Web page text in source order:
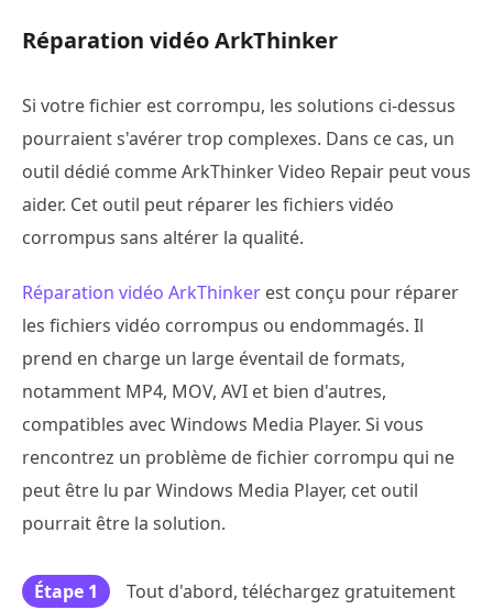
Réparation vidéo ArkThinker
Si votre fichier est corrompu, les solutions ci-dessus
pourraient s'avérer trop complexes. Dans ce cas, un
outil dédié comme ArkThinker Video Repair peut vous
aider. Cet outil peut réparer les fichiers vidéo
corrompus sans altérer la qualité.
Réparation vidéo ArkThinker est conçu pour réparer
les fichiers vidéo corrompus ou endommagés. Il
prend en charge un large éventail de formats,
notamment MP4, MOV, AVI et bien d'autres,
compatibles avec Windows Media Player. Si vous
rencontrez un problème de fichier corrompu qui ne
peut être lu par Windows Media Player, cet outil
pourrait être la solution.
Étape 1
Tout d'abord, téléchargez gratuitement